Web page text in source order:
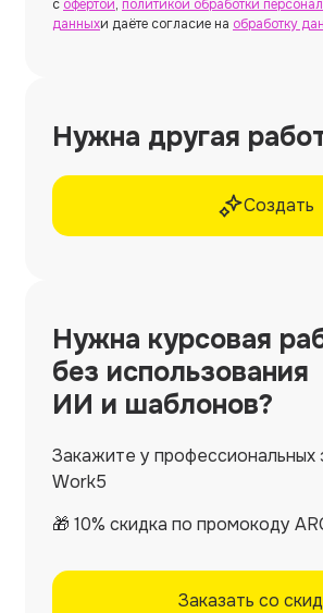
с офертой, политикой обработки
данныхи даёте согласие на обработку
Нужна другая
Создать
Нужна курсовая
без использования
ИИ и шаблонов?
Закажите у профессиональных
Work5
🎁 10% скидка по промокоду
Заказать со